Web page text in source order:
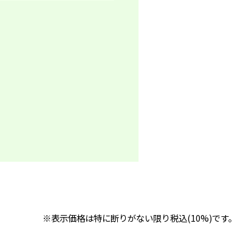
※表示価格は特に断りがない限り税込(10%)です。